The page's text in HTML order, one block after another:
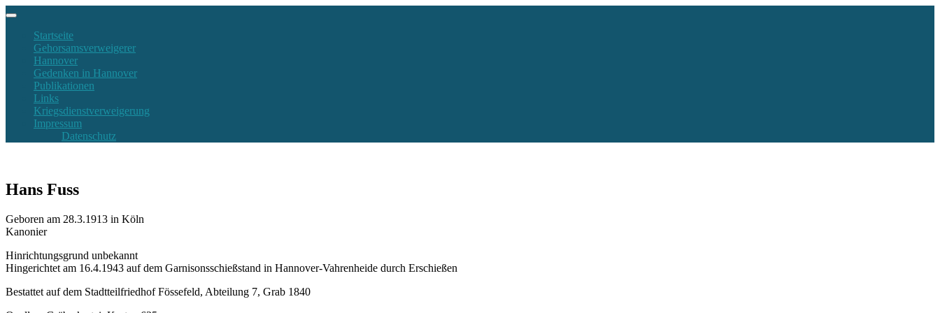
Startseite
Gehorsamsverweigerer
Hannover
Gedenken in Hannover
Publikationen
Links
Kriegsdienstverweigerung
Impressum
Datenschutz
Hans Fuss
Geboren am 28.3.1913 in Köln
Kanonier
Hinrichtungsgrund unbekannt
Hingerichtet am 16.4.1943 auf dem Garnisonsschießstand in Hannover-Vahrenheide durch Erschießen
Bestattet auf dem Stadtteilfriedhof Fössefeld, Abteilung 7, Grab 1840